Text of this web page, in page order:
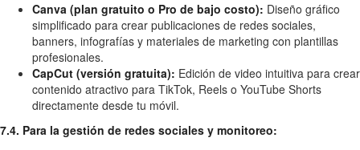
Canva (plan gratuito o Pro de bajo costo): Diseño gráfico
simplificado para crear publicaciones de redes sociales,
banners, infografías y materiales de marketing con plantillas
profesionales.
CapCut (versión gratuita): Edición de video intuitiva para crear
contenido atractivo para TikTok, Reels o YouTube Shorts
directamente desde tu móvil.
7.4. Para la gestión de redes sociales y monitoreo: